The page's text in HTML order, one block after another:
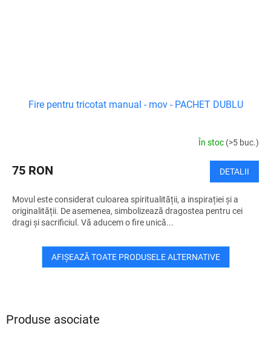
Produse asociate
Fire pentru tricotat manual - mov - PACHET DUBLU
În stoc (>5 buc.)
75 RON DETALII
Movul este considerat culoarea spiritualității, a inspirației și a
originalității. De asemenea, simbolizează dragostea pentru cei
dragi și sacrificiul. Vă aducem o fire unică...
AFIŞEAZĂ TOATE PRODUSELE ALTERNATIVE